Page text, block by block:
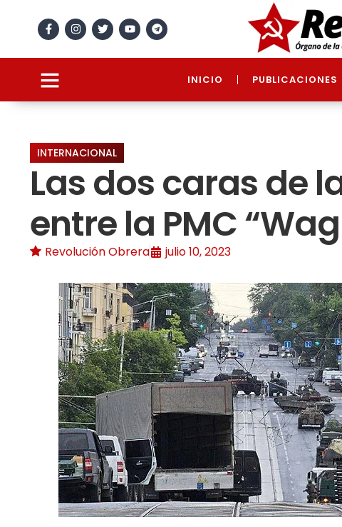
INICIO PUBLICACIONES
INTERNACIONAL
Las dos caras de
entre la PMC
Revolución Obrera julio 10, 2023